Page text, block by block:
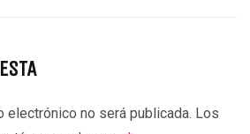
electrónico no será publicada. Los